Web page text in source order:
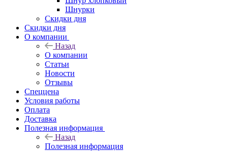
Шнурки
Скидки дня
Скидки дня
О компании
Назад
О компании
Статьи
Новости
Отзывы
Спеццена
Условия работы
Оплата
Доставка
Полезная информация
Назад
Полезная информация